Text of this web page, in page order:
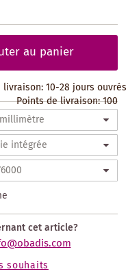
au panier
livraison: 10-28 jours ouvrés
Points de livraison:100
cet article?
souhaits